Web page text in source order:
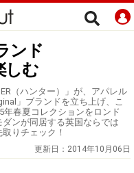
ンド
しむ
（ハンター）」が、アパレル
」ブランドを立ち上げ、こ
春夏コレクションをロンド
ンが同居する英国ならでは
りチェック！
更新日： 2014年10月06日